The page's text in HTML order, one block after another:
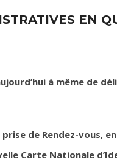
EN
à même de
de Rendez-vous,
Carte Nationale